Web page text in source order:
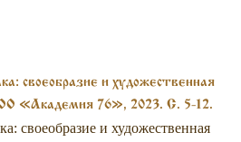
своеобразие и художественная
«Академия 76», 2023. С. 5-12.
своеобразие и художественная